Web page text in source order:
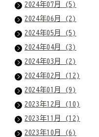
2024年07月 (5)
2024年06月 (2)
2024年05月 (5)
2024年04月 (3)
2024年03月 (2)
2024年02月 (12)
2024年01月 (9)
2023年12月 (10)
2023年11月 (12)
2023年10月 (6)